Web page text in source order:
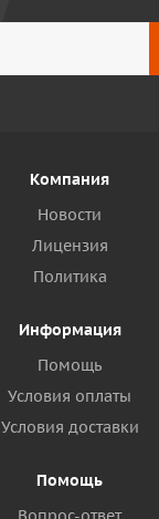
Компания
Новости
Лицензия
Политика
Информация
Помощь
Условия оплаты
Условия доставки
Помощь